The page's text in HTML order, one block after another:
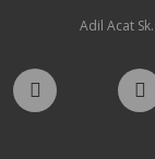
Adil Acat